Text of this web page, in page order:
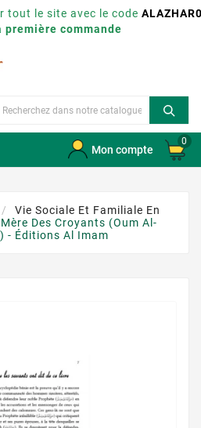
tout le site avec le code
première commande
Mon compte
0
Vie Sociale Et Familiale En
Des Croyants (Oum Al-
- Éditions Al Imam